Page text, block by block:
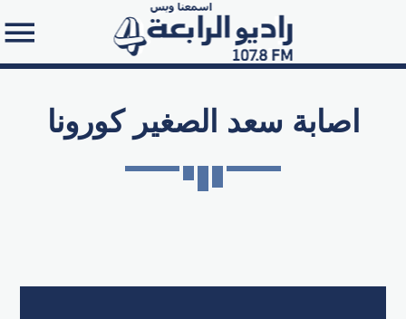
اصابة سعد الصغير كورونا